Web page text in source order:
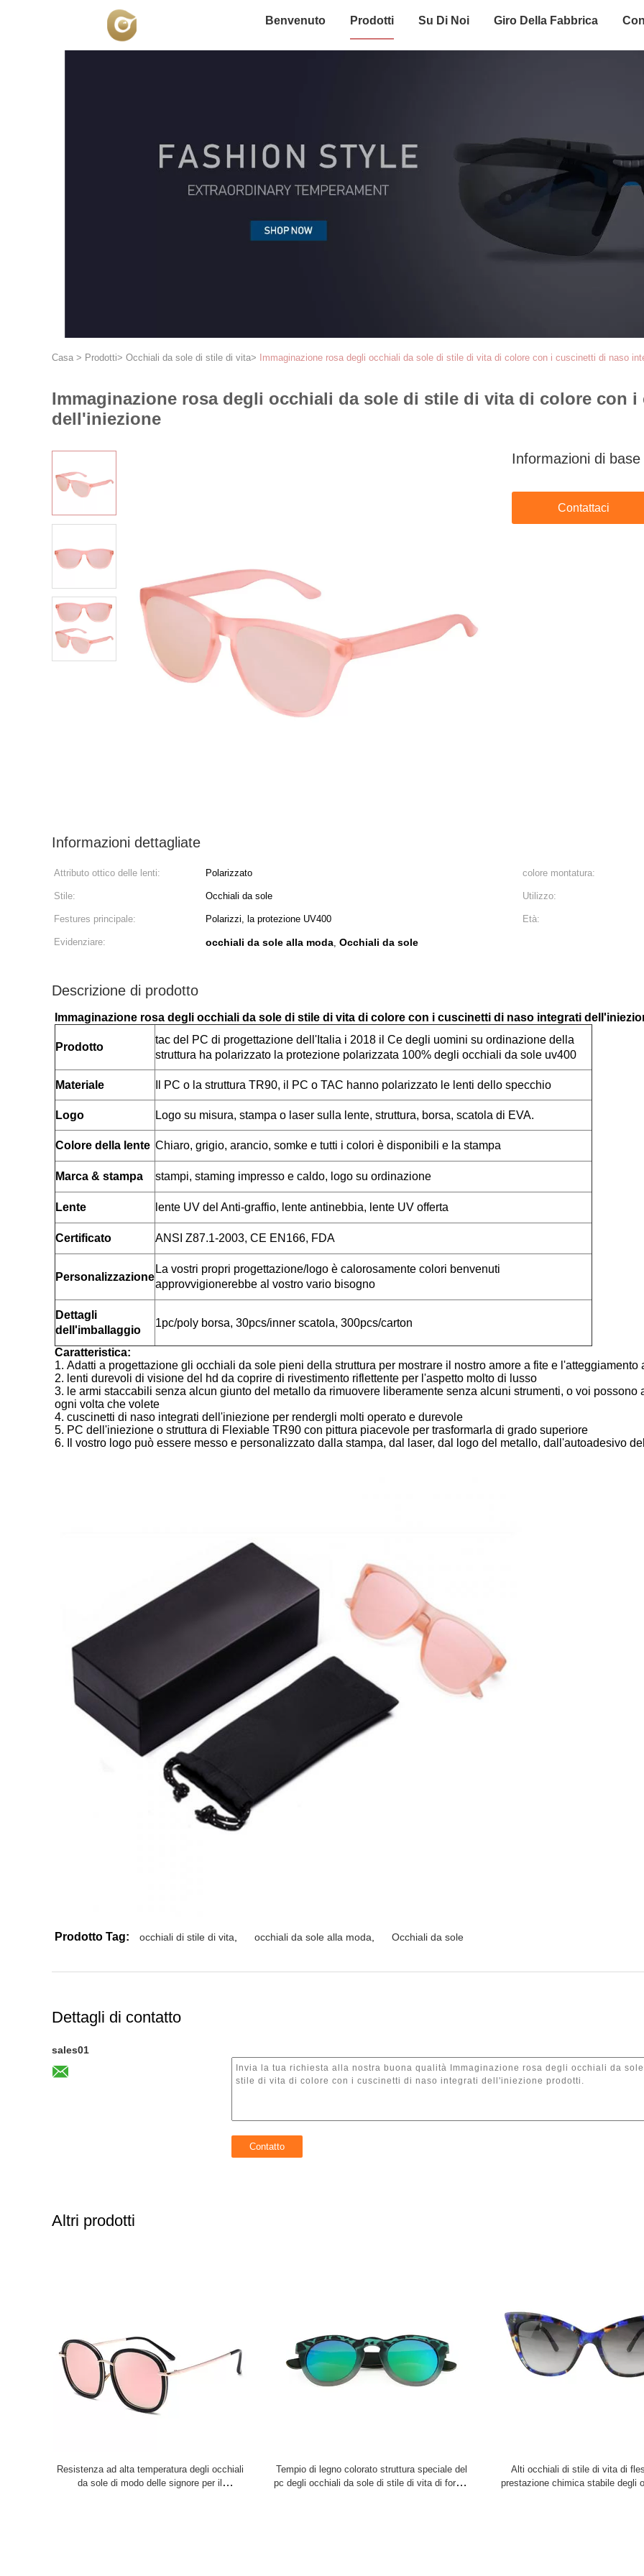
Benvenuto Prodotti Su Di Noi Giro Della Fabbrica
Casa > Prodotti> Occhiali da sole di stile di vita> Immaginazione rosa degli occhiali da sole di stile di vita di colore con i cuscinetti di naso
Immaginazione rosa degli occhiali da sole di stile di vita di colore con
dell'iniezione
Informazioni di base
Contattaci
Informazioni dettagliate
Attributo ottico delle lenti: Polarizzato colore montatura:
Stile: Occhiali da sole Utilizzo:
Festures principale: Polarizzi, la protezione UV400 Età:
Evidenziare: occhiali da sole alla moda, Occhiali da sole
Descrizione di prodotto
Immaginazione rosa degli occhiali da sole di stile di vita di colore con i cuscinetti di naso integrati
Prodotto
tac del PC di progettazione dell'Italia i 2018 il Ce degli uomini su ordinazione della
struttura ha polarizzato la protezione polarizzata 100% degli occhiali da sole uv400
Materiale Il PC o la struttura TR90, il PC o TAC hanno polarizzato le lenti dello specchio
Logo Logo su misura, stampa o laser sulla lente, struttura, borsa, scatola di EVA.
Colore della lente Chiaro, grigio, arancio, somke e tutti i colori è disponibili e la stampa
Marca & stampa stampi, staming impresso e caldo, logo su ordinazione
Lente lente UV del Anti-graffio, lente antinebbia, lente UV offerta
Certificato ANSI Z87.1-2003, CE EN166, FDA
Personalizzazione
La vostri propri progettazione/logo è calorosamente colori benvenuti
approvvigionerebbe al vostro vario bisogno
Dettagli
dell'imballaggio
1pc/poly borsa, 30pcs/inner scatola, 300pcs/carton
Caratteristica:
1. Adatti a progettazione gli occhiali da sole pieni della struttura per mostrare il nostro amore a fite e l'atteggiamento
2. lenti durevoli di visione del hd da coprire di rivestimento riflettente per l'aspetto molto di lusso
3. le armi staccabili senza alcun giunto del metallo da rimuovere liberamente senza alcuni strumenti, o voi
ogni volta che volete
4. cuscinetti di naso integrati dell'iniezione per rendergli molti operato e durevole
5. PC dell'iniezione o struttura di Flexiable TR90 con pittura piacevole per trasformarla di grado superiore
6. Il vostro logo può essere messo e personalizzato dalla stampa, dal laser, dal logo del metallo, dall'autoadesivo
Prodotto Tag: occhiali di stile di vita occhiali da sole alla moda Occhiali da sole
Dettagli di contatto
sales01
Altri prodotti
Resistenza ad alta temperatura degli occhiali
da sole di modo delle signore per il
Tempio di legno colorato struttura speciale del
pc degli occhiali da sole di stile di vita di forma
Alti occhiali di stile di vita di
prestazione chimica stabile degli